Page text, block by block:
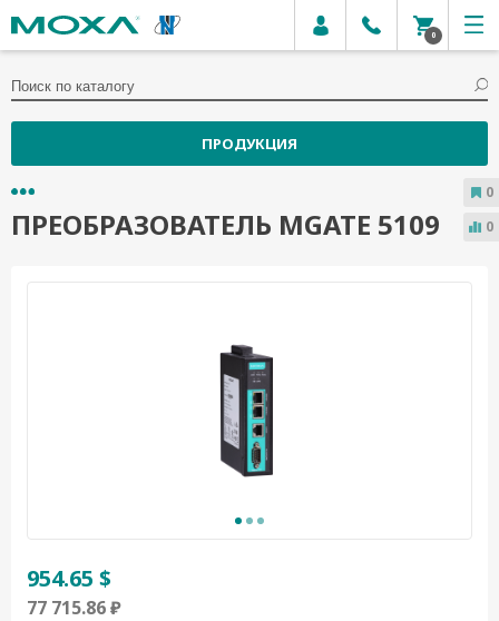
0
ПРОДУКЦИЯ
ПРЕОБРАЗОВАТЕЛЬ MGATE 5109
954.65 $
77 715.86 ₽
0
0